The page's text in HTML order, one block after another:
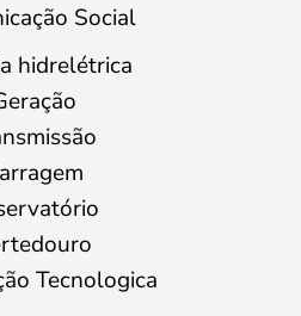
Social
hidrelétrica
Tecnologica